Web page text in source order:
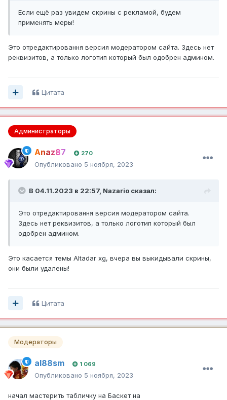
Если ещё раз увидем скрины с рекламой, будем
применять меры!
Это отредактировання версия модератором сайта. Здесь нет
реквизитов, а только логотип который был одобрен админом.
Цитата
Администраторы
Anaz87 270
Опубликовано 5 ноября, 2023
В 04.11.2023 в 22:57, Nazario сказал:
Это отредактировання версия модератором сайта.
Здесь нет реквизитов, а только логотип который был
одобрен админом.
Это касается темы Altadar xg, вчера вы выкидывали скрины,
они были удалены!
Цитата
Модераторы
al88sm 1 069
Опубликовано 5 ноября, 2023
начал мастерить табличку на Баскет на